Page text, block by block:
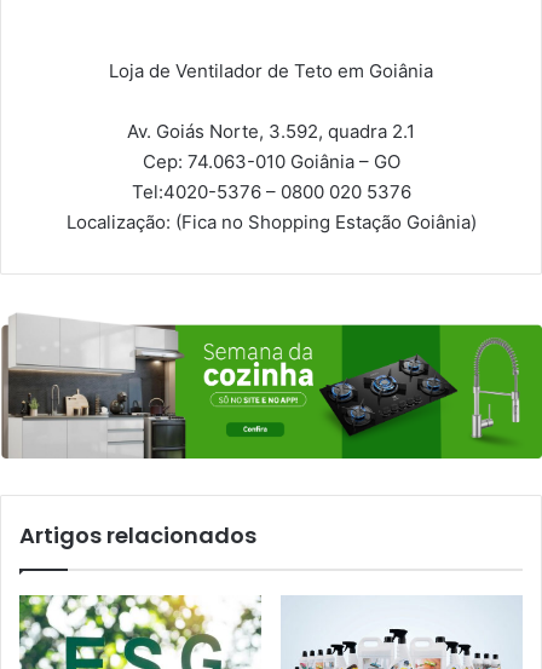
Loja de Ventilador de Teto em Goiânia
Av. Goiás Norte, 3.592, quadra 2.1
Cep: 74.063-010 Goiânia – GO
Tel:4020-5376 – 0800 020 5376
Localização: (Fica no Shopping Estação Goiânia)
Artigos relacionados